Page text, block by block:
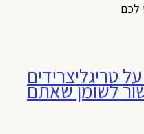
טריגליצרידים
לשומן שאתם